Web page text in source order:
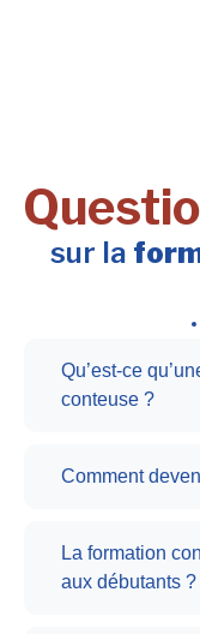
sur la
Qu’est-ce
conteuse ?
Comment
La formation
aux débutants ?